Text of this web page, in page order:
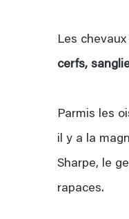
Les
cerfs,
Parmis les
il y a la
Sharpe, le
rapaces.